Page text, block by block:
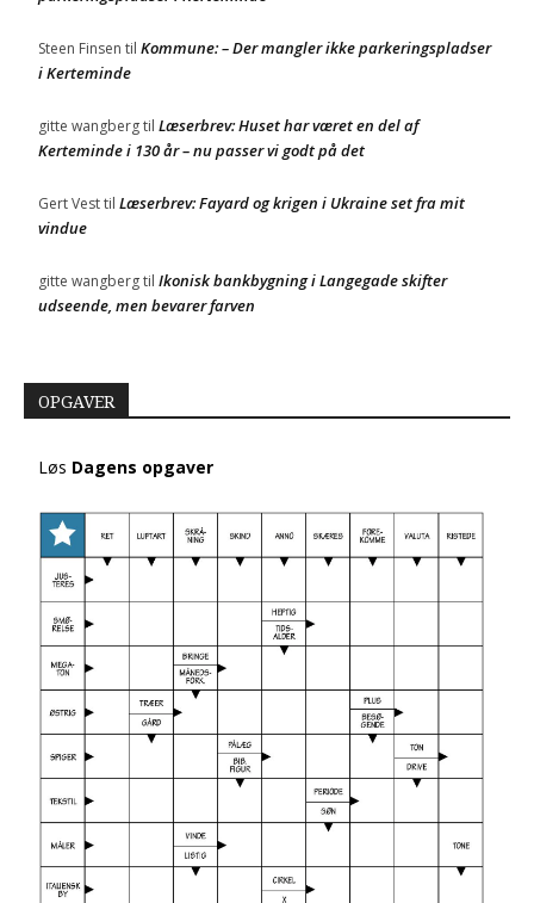
Steen Finsen til Kommune: – Der mangler ikke parkeringspladser
i Kerteminde
gitte wangbergtil Læserbrev: Huset har været en del af
Kerteminde i 130 år – nu passer vi godt på det
Gert Vesttil Læserbrev: Fayard og krigen i Ukraine set fra mit
vindue
gitte wangbergtil Ikonisk bankbygning i Langegade skifter
udseende, men bevarer farven
OPGAVER
Løs Dagens opgaver